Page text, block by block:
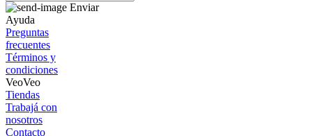
Enviar
Ayuda
Preguntas
frecuentes
Términos y
condiciones
VeoVeo
Tiendas
Trabajá con
nosotros
Contacto